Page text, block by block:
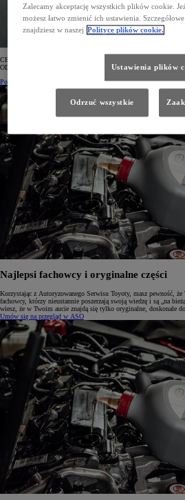
CENY OFERTOWE UŻYWANYCH TOYOT
OD CEN TOYOT KORZYSTAJĄCYCH Z USŁUG
Pobierz Raport OTOMOTO
Najlepsi fachowcy i oryginalne części
Korzystając z Autoryzowanego Serwisu Toyoty, masz pewność,
fachowcy, którzy nieustannie poszerzają swoją wiedzę i są „na
wiesz, że w Twoim aucie znajdą się tylko oryginalne, doskonale
Umów się na przegląd w ASO
Zalecamy akceptację wszystkich plików cookie.
możesz łatwo zmienić ich ustawienia.
znajdziesz w naszej Polityce plików cookie.
Ustawienia plików
Odrzuć wszystkie